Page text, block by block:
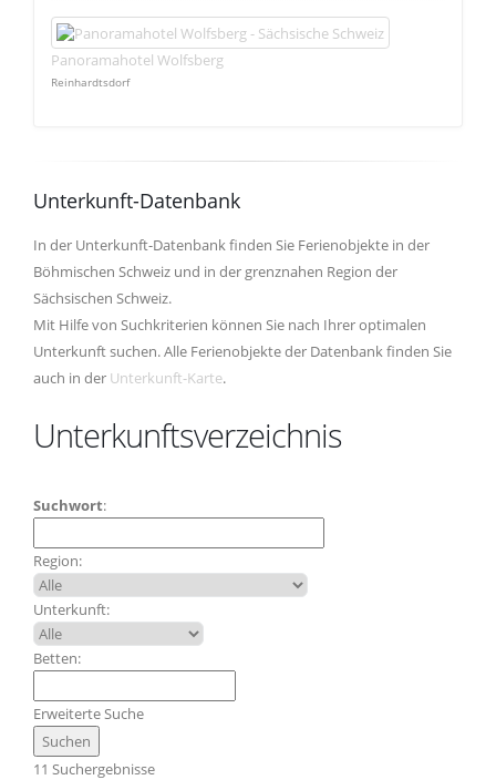
Panoramahotel Wolfsberg
Reinhardtsdorf
Unterkunft-Datenbank
In der Unterkunft-Datenbank finden Sie Ferienobjekte in der
Böhmischen Schweiz und in der grenznahen Region der
Sächsischen Schweiz.
Mit Hilfe von Suchkriterien können Sie nach Ihrer optimalen
Unterkunft suchen. Alle Ferienobjekte der Datenbank finden Sie
auch in der Unterkunft-Karte.
Unterkunftsverzeichnis
Suchwort:
Region:
Unterkunft:
Betten:
Erweiterte Suche
11 Suchergebnisse